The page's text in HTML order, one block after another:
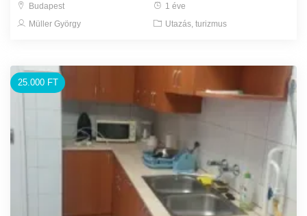
Budapest
1 éve
Müller György
Utazás, turizmus
25.000 FT